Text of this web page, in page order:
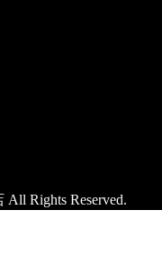
Rights Reserved.